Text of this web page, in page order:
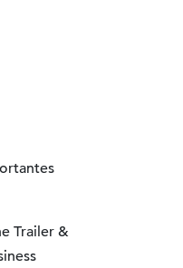
Trailer &